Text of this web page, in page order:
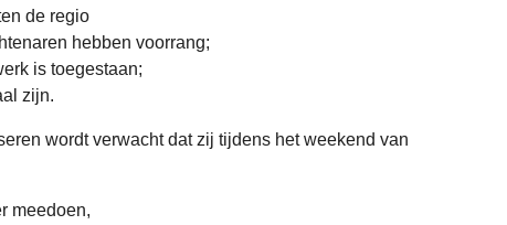
de regio
hebben voorrang;
is toegestaan;
zijn.
wordt verwacht dat zij tijdens het weekend van
meedoen,